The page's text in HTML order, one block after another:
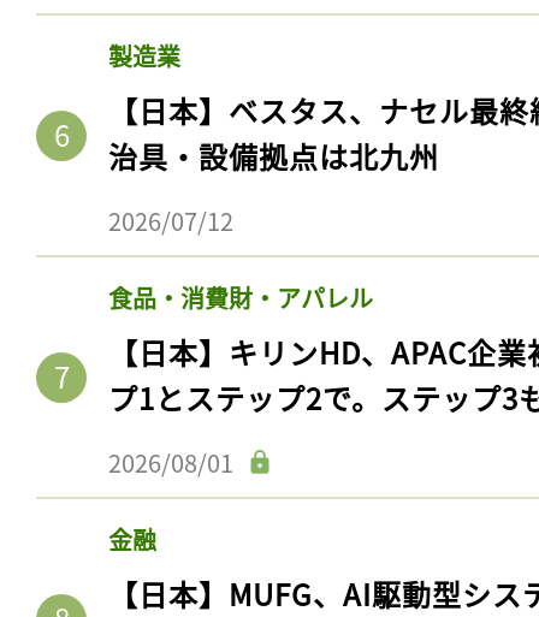
製造業
【日本】ベスタス、ナセル最
治具・設備拠点は北九州
2026/07/12
食品・消費財・アパレル
【日本】キリンHD、APAC企
プ1とステップ2で。ステップ3
2026/08/01
金融
【日本】MUFG、AI駆動型シ
記事をお気に入りに
ログインが必
会員登録